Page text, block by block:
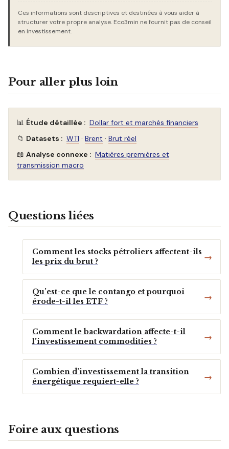
Ces informations sont descriptives et destinées à vous aider à
structurer votre propre analyse. Eco3min ne fournit pas de conseil
en investissement.
Pour aller plus loin
📊 Étude détaillée : Dollar fort et marchés financiers
📁 Datasets : WTI · Brent · Brut réel
📖 Analyse connexe : Matières premières et
transmission macro
Questions liées
Comment les stocks pétroliers affectent-ils
les prix du brut ?
Qu’est-ce que le contango et pourquoi
érode-t-il les ETF ?
Comment le backwardation affecte-t-il
l’investissement commodities ?
Combien d’investissement la transition
énergétique requiert-elle ?
Foire aux questions